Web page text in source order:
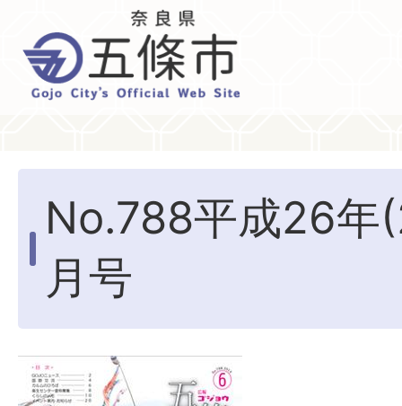
No.788平成26年
月号